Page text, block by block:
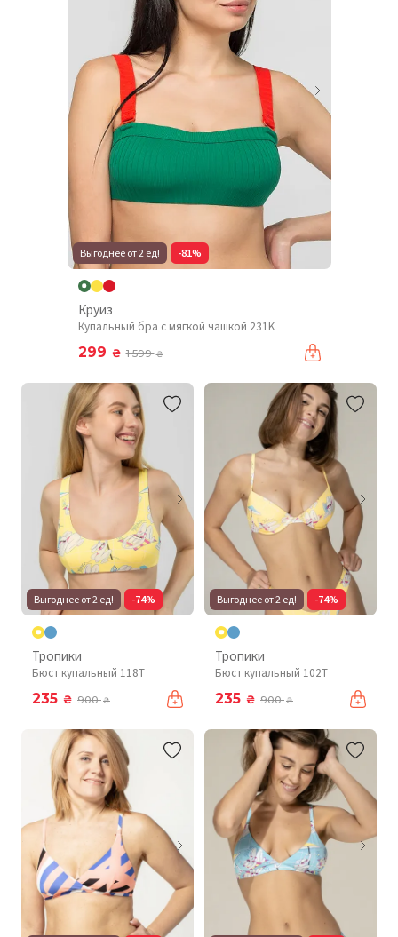
Выгоднее от 2 ед! -81%
Круиз
Купальный бра с мягкой чашкой 231K
299 ₴ 1 599₴
Выгоднее от 2 ед! -74%
Тропики
Бюст купальный 118T
235 ₴ 900₴
Выгоднее от 2 ед! -74%
Тропики
Бюст купальный 102T
235 ₴ 900₴